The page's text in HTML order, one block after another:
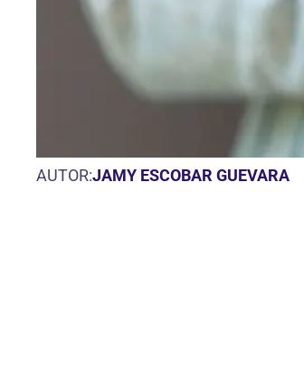
AUTOR:JAMY ESCOBAR GUEVARA